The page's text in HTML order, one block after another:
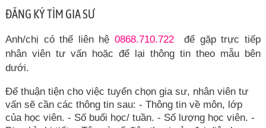
ĐĂNG KÝ TÌM GIA SƯ
Anh/chị có thể liên hệ 0868.710.722
để gặp trực tiếp
nhân viên tư vấn hoặc để lại thông tin theo mẫu bên
dưới.
Để thuận tiện cho việc tuyển chọn gia sư, nhân viên tư
vấn sẽ cần các thông tin sau: - Thông tin về môn, lớp
của học viên. - Số buổi học/ tuần. - Số lượng học viên. -